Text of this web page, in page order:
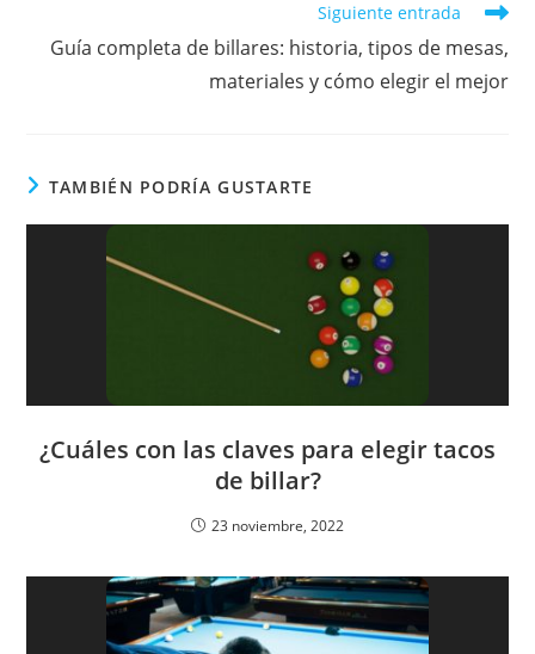
artículos
Siguiente entrada
Guía completa de billares: historia, tipos de mesas,
materiales y cómo elegir el mejor
TAMBIÉN PODRÍA GUSTARTE
¿Cuáles con las claves para elegir tacos
de billar?
23 noviembre, 2022